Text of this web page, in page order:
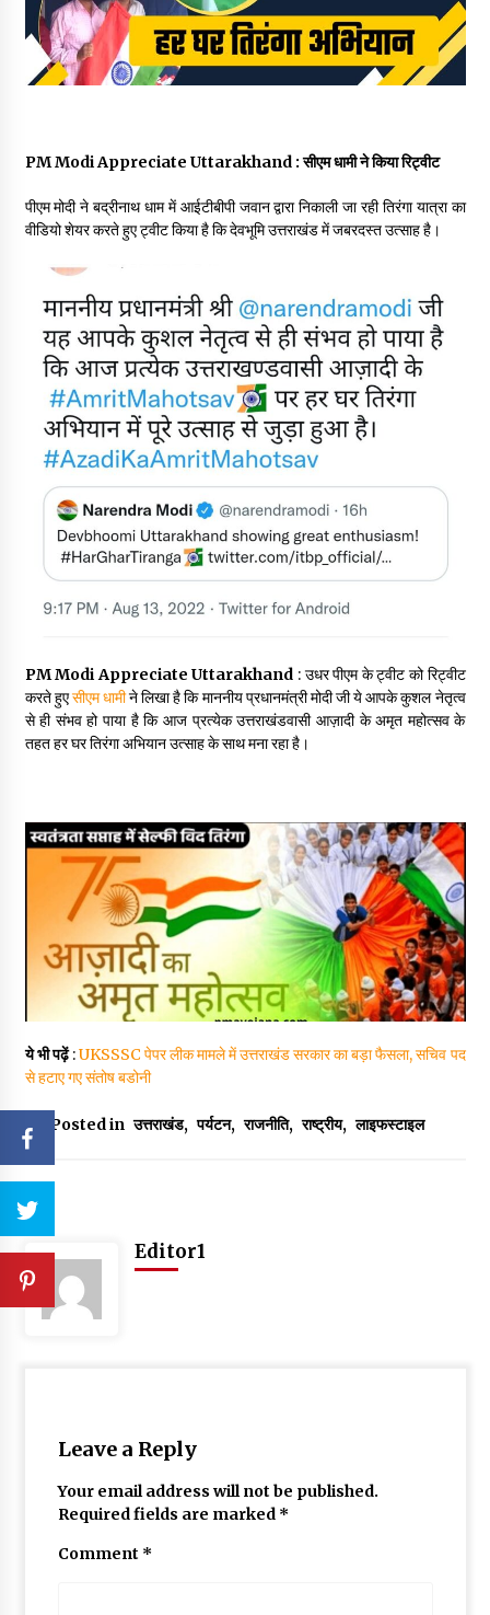
Thought Of The Day 11 May
May 11, 2022
May 10, 2022
Thought Of The Day 9 May
PM Modi Appreciate Uttarakhand : सीएम धामी ने किया रिट्वीट
पीएम मोदी ने बद्रीनाथ धाम में आईटीबीपी जवान द्वारा निकाली जा रही तिरंगा यात्रा का
वीडियो शेयर करते हुए ट्वीट किया है कि देवभूमि उत्तराखंड में जबरदस्त उत्साह है।
PM Modi Appreciate Uttarakhand : उधर पीएम के ट्वीट को रिट्वीट
करते हुएसीएम धामीने लिखा है कि माननीय प्रधानमंत्री मोदी जी ये आपके कुशल नेतृत्व
से ही संभव हो पाया है कि आज प्रत्येक उत्तराखंडवासी आज़ादी के अमृत महोत्सव के
तहत हर घर तिरंगा अभियान उत्साह के साथ मना रहा है।
ये भी पढ़ें:UKSSSC पेपर लीक मामले में उत्तराखंड सरकार का बड़ा फैसला, सचिव पद
से हटाए गए संतोष बडोनी
Posted in उत्तराखंड, पर्यटन, राजनीति, राष्ट्रीय, लाइफस्टाइल
Editor1
Leave a Reply
Your email address will not be published.
Required fields are marked *
Comment *